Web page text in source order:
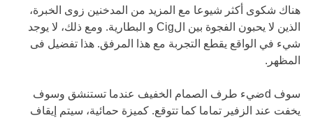
هناك شكوى أكثر شيوعا مع المزيد من المدخنين زوى الخبرة،
الذين لا يحبون الفجوة بين الCig و البطارية. ومع ذلك، لا يوجد
شيء في الواقع يقطع التجربة مع هذا المرفق. هذا تفضيل فى
المظهر.
سوف dضيء طرف الصمام الخفيف عندما تستنشق وسوف
يخفت عند الزفير تماما كما تتوقع. كميزة حمائية، سيتم إيقاف